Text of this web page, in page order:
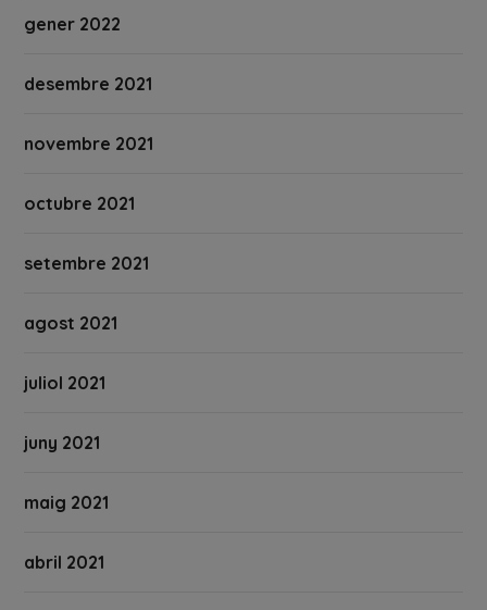
gener 2022
desembre 2021
novembre 2021
octubre 2021
setembre 2021
agost 2021
juliol 2021
juny 2021
maig 2021
abril 2021